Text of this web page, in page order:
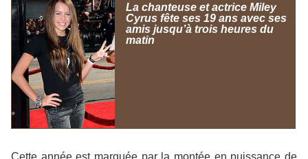
La chanteuse et actrice Miley
Cyrus fête ses 19 ans avec ses
amis jusqu’à trois heures du
matin
Cette année est marquée par la montée en puissance de